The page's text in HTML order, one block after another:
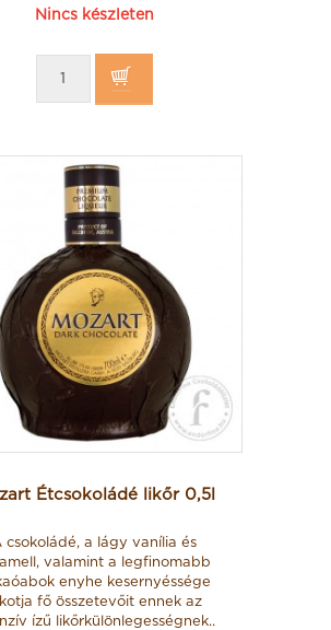
Nincs készleten
Étcsokoládé likőr 0,5l
csokoládé, a lágy vanília és
valamint a legfinomabb
enyhe kesernyéssége
fő összetevőit ennek az
ízű likőrkülönlegességnek..